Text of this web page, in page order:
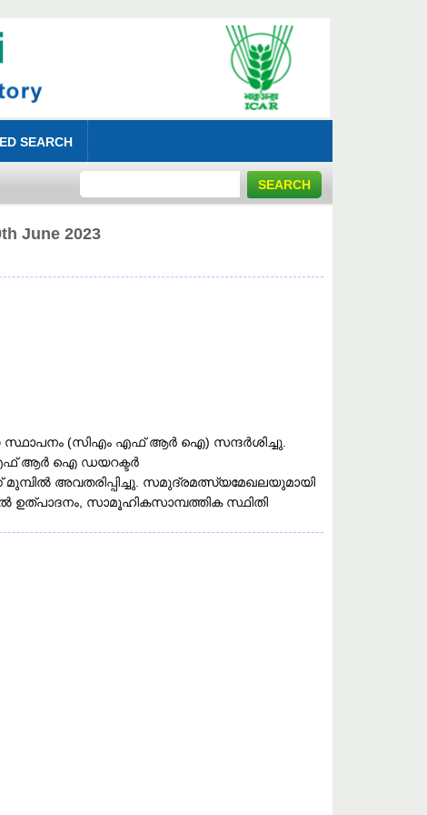
SEARCH
June 2023
(സിഎം എഫ് ആർ ഐ) സന്ദർശിച്ചു.
എഫ് ആർ ഐ ഡയറക്ടർ
അവതരിപ്പിച്ചു. സമുദ്രമത്സ്യമേഖലയുമായി
സാമൂഹികസാമ്പത്തിക സ്ഥിതി